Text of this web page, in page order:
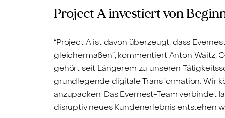
Project A investiert von
“Project A ist davon überzeugt, dass
gleichermaßen”, kommentiert Anton Waitz,
gehört seit Längerem zu unseren
grundlegende digitale Transformation. Wir
anzupacken. Das Evernest-Team verbindet
disruptiv neues Kundenerlebnis entstehen